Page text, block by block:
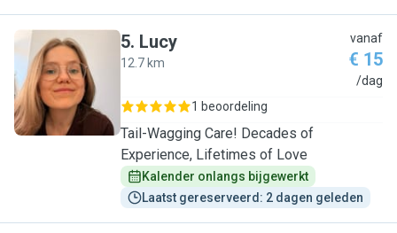
L
5. Lucy
12.7 km
vanaf
€ 15
/dag
1 beoordeling
Tail-Wagging Care! Decades of
Experience, Lifetimes of Love
Kalender onlangs bijgewerkt
Laatst gereserveerd: 2 dagen geleden